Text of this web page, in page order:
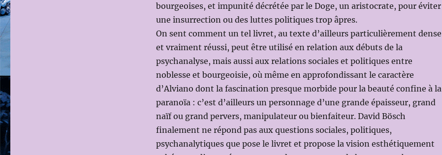
bourgeoises, et impunité décrétée par le Doge, un aristocrate, pour éviter
une insurrection ou des luttes politiques trop âpres.
On sent comment un tel livret, au texte d’ailleurs particulièrement dense
et vraiment réussi, peut être utilisé en relation aux débuts de la
psychanalyse, mais aussi aux relations sociales et politiques entre
noblesse et bourgeoisie, où même en approfondissant le caractère
d’Alviano dont la fascination presque morbide pour la beauté confine à la
paranoïa : c’est d’ailleurs un personnage d’une grande épaisseur, grand
naïf ou grand pervers, manipulateur ou bienfaiteur. David Bösch
finalement ne répond pas aux questions sociales, politiques,
psychanalytiques que pose le livret et propose la vision esthétiquement